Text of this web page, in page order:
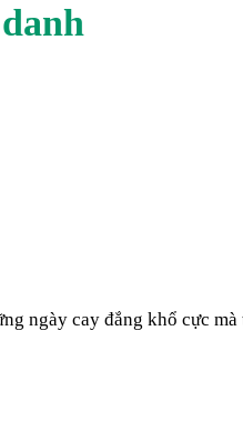
ngày cay đắng khổ cực